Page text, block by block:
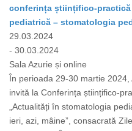
conferința științifico-
pediatrică – stomatologia
29.03.2024
- 30.03.2024
Sala Azurie și online
În perioada 29-30 martie
invită la Conferința științifico-
„Actualități în stomatologia
ieri, azi, mâine”, consacrată